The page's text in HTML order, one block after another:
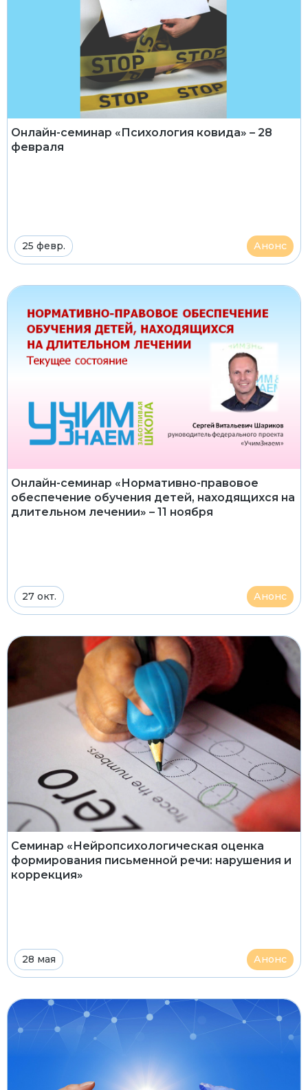
Онлайн-семинар «Психология ковида» – 28
февраля
25 февр. Анонс
Онлайн-семинар «Нормативно-правовое
обеспечение обучения детей, находящихся на
длительном лечении» – 11 ноября
27 окт. Анонс
Семинар «Нейропсихологическая оценка
формирования письменной речи: нарушения и
коррекция»
28 мая Анонс